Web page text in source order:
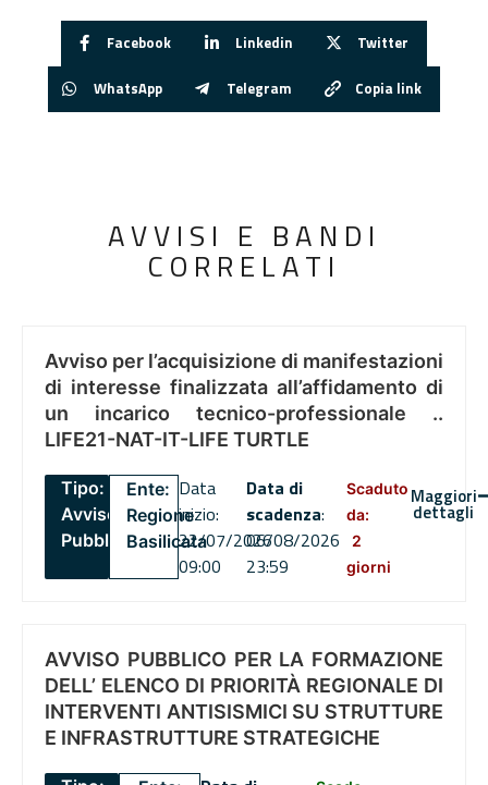
Facebook Linkedin Twitter
WhatsApp Telegram Copia link
AVVISI E BANDI
CORRELATI
Avviso per l’acquisizione di manifestazioni
di interesse finalizzata all’affidamento di
un incarico tecnico-professionale ..
LIFE21-NAT-IT-LIFE TURTLE
Tipo:
Avviso
Pubblico
Ente:
Regione
Basilicata
Data
inizio:
22/07/2026
09:00
Data di
scadenza:
06/08/2026
23:59
Scaduto
da:
2
giorni
Maggiori
dettagli
AVVISO PUBBLICO PER LA FORMAZIONE
DELL’ ELENCO DI PRIORITÀ REGIONALE DI
INTERVENTI ANTISISMICI SU STRUTTURE
E INFRASTRUTTURE STRATEGICHE